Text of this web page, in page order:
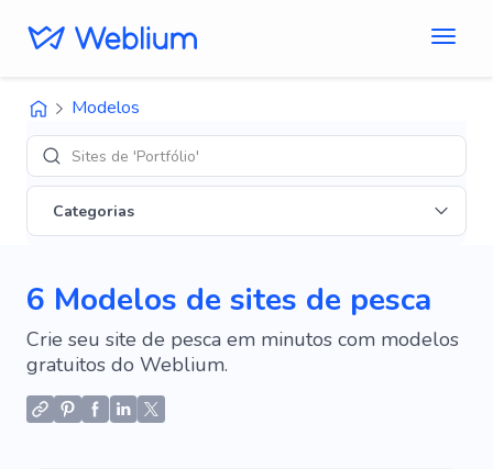
Modelos
Sites de 'Portfólio'
Categorias
6 Modelos de sites de pesca
Crie seu site de pesca em minutos com modelos
gratuitos do Weblium.